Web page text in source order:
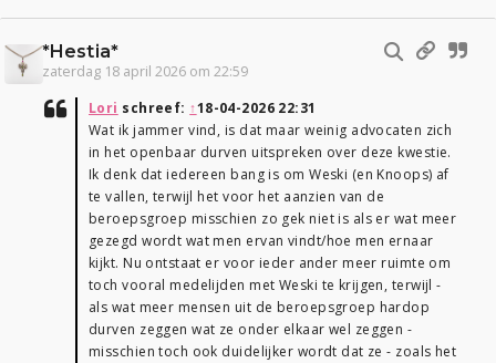
*Hestia*
zaterdag 18 april 2026 om 22:59
Lori schreef: ↑18-04-2026 22:31
Wat ik jammer vind, is dat maar weinig advocaten zich
in het openbaar durven uitspreken over deze kwestie.
Ik denk dat iedereen bang is om Weski (en Knoops) af
te vallen, terwijl het voor het aanzien van de
beroepsgroep misschien zo gek niet is als er wat meer
gezegd wordt wat men ervan vindt/hoe men ernaar
kijkt. Nu ontstaat er voor ieder ander meer ruimte om
toch vooral medelijden met Weski te krijgen, terwijl -
als wat meer mensen uit de beroepsgroep hardop
durven zeggen wat ze onder elkaar wel zeggen -
misschien toch ook duidelijker wordt dat ze - zoals het